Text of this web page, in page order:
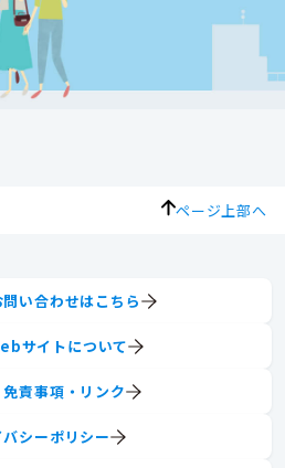
ページ上部へ
い合わせはこちら
サイトについて
責事項・リンク
シーポリシー